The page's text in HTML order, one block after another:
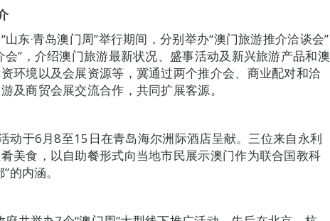
东‧青岛澳门周”举行期间，分别举办“澳门旅游推介洽谈会”
会”，介绍澳门旅游最新状况、盛事活动及新兴旅游产品和澳
环境以及会展资源等，冀通过两个推介会、商业配对和洽
及商贸会展交流合作，共同扩展客源。
动于6月8至15日在青岛海尔洲际酒店呈献。三位来自永利
美食，以自助餐形式向当地市民展示澳门作为联合国教科
的内涵。